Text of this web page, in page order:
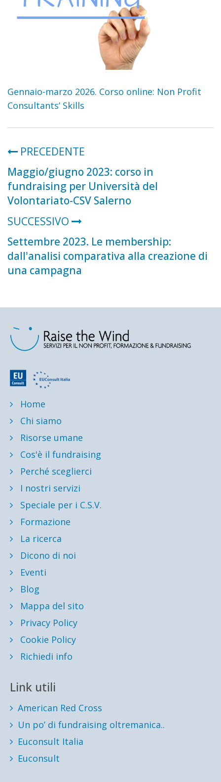
Gennaio-marzo 2026. Corso online: Non Profit
Consultants’ Skills
PRECEDENTE
Maggio/giugno 2023: corso in
fundraising per Università del
Volontariato-CSV Salerno
SUCCESSIVO
Settembre 2023. Le membership:
dall'analisi comparativa alla creazione di
una campagna
Home
Chi siamo
Risorse umane
Cos'è il fundraising
Perché sceglierci
I nostri servizi
Speciale per i C.S.V.
Formazione
La ricerca
Dicono di noi
Eventi
Blog
Mappa del sito
Privacy Policy
Cookie Policy
Richiedi info
Link utili
American Red Cross
Un po’ di fundraising oltremanica..
Euconsult Italia
Euconsult